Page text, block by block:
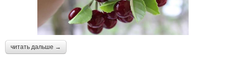
читать дальше →